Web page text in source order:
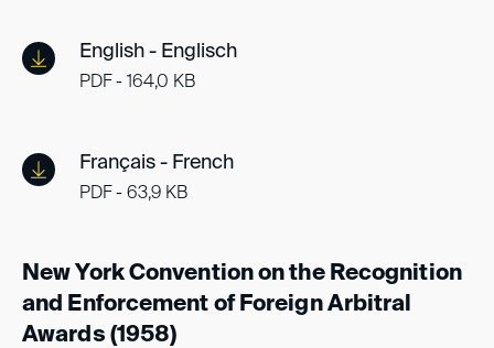
English - Englisch
PDF - 164,0 KB
Français - French
PDF - 63,9 KB
New York Convention on the Recognition
and Enforcement of Foreign Arbitral
Awards (1958)